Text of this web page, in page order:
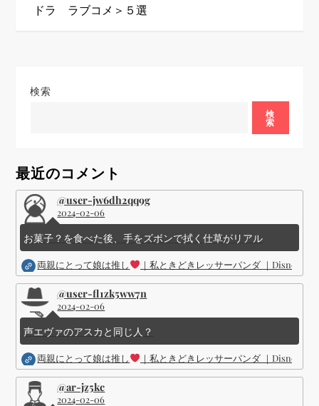
ー
ョ
ン
ドラ ラブコメ＞５選
検索
検
索
最近のコメント
@user-jw6dh2qq9g
2024-02-06
お菓子？を食べた後、手をズボンで拭く仕草がリアル
両親にとって娘は推し ｜私ときどきレッサーパンダ ｜Disney (
@user-fl1zk5ww7n
2024-02-06
声エヴァのアスカと同じ人？
両親にとって娘は推し ｜私ときどきレッサーパンダ ｜Disney (
@ar-jz5kc
2024-02-06